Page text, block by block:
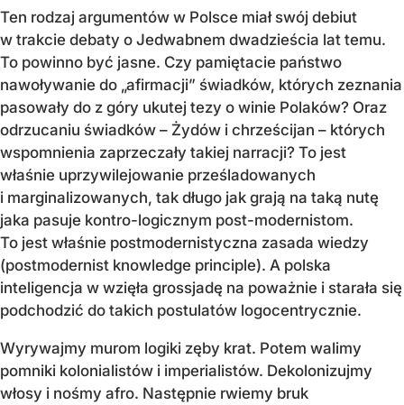
Ten rodzaj argumentów w Polsce miał swój debiut
w trakcie debaty o Jedwabnem dwadzieścia lat temu.
To powinno być jasne. Czy pamiętacie państwo
nawoływanie do „afirmacji” świadków, których zeznania
pasowały do z góry ukutej tezy o winie Polaków? Oraz
odrzucaniu świadków – Żydów i chrześcijan – których
wspomnienia zaprzeczały takiej narracji? To jest
właśnie uprzywilejowanie prześladowanych
i marginalizowanych, tak długo jak grają na taką nutę
jaka pasuje kontro-logicznym post-modernistom.
To jest właśnie postmodernistyczna zasada wiedzy
(postmodernist knowledge principle). A polska
inteligencja w wzięła grossjadę na poważnie i starała się
podchodzić do takich postulatów logocentrycznie.
Wyrywajmy murom logiki zęby krat. Potem walimy
pomniki kolonialistów i imperialistów. Dekolonizujmy
włosy i nośmy afro. Następnie rwiemy bruk